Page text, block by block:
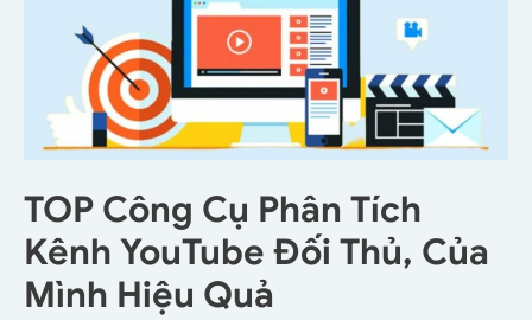
TOP Công Cụ Phân Tích
Kênh YouTube Đối Thủ, Của
Mình Hiệu Quả